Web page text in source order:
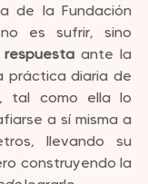
de la Fundación
ante la
práctica diaria de
tal como ella lo
a sí misma a
llevando su
construyendo la